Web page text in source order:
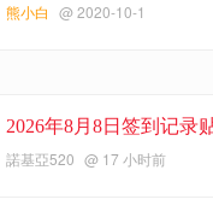
熊小白 @ 2020-10-1
2026年8月8日签到记录
諾基亞520 @ 17 小时前